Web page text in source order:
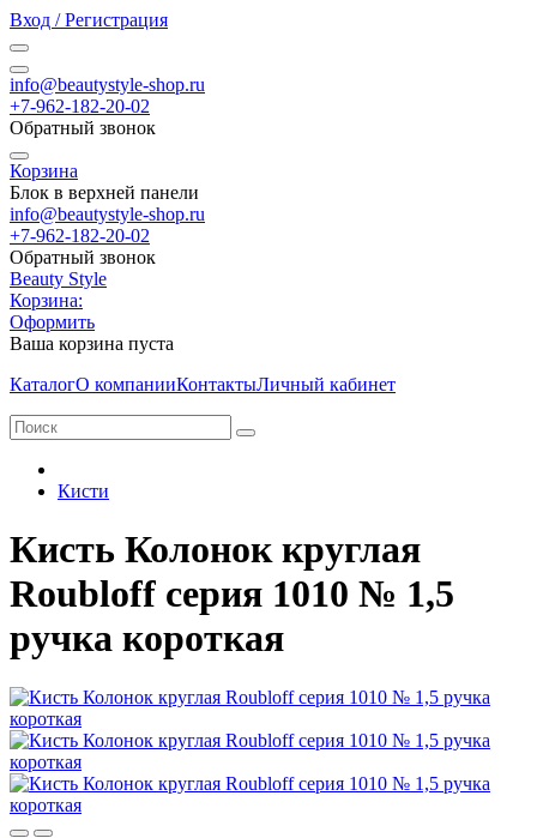
Вход / Регистрация
info@beautystyle-shop.ru
+7-962-182-20-02
Обратный звонок
Корзина
Блок в верхней панели
info@beautystyle-shop.ru
+7-962-182-20-02
Обратный звонок
Beauty Style
Корзина:
Оформить
Ваша корзина пуста
КаталогО компанииКонтактыЛичный кабинет
Кисти
Кисть Колонок круглая
Roubloff серия 1010 № 1,5
ручка короткая